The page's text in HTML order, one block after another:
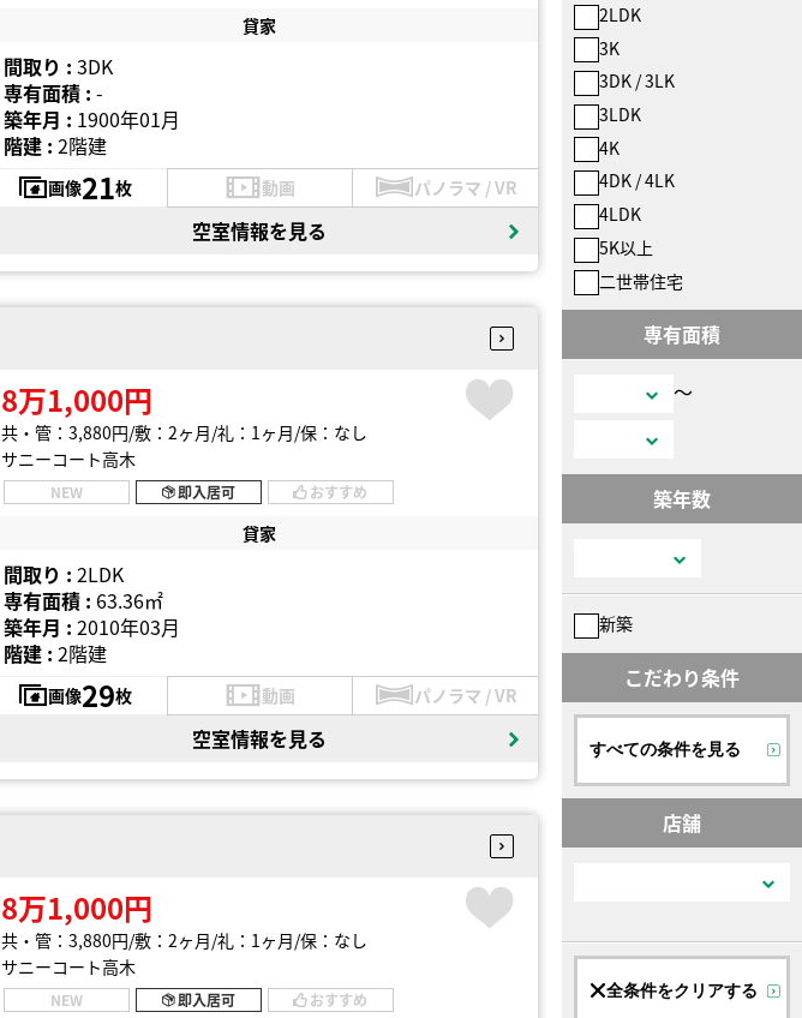
貸家
間取り : 3DK
専有面積 : -
築年月 : 1900年01月
階建 : 2階建
画像21枚 動画 パノラマ / VR
空室情報を見る
8万1,000円
共・管：3,880円 敷：2ヶ月 礼：1ヶ月 保：なし
サニーコート高木
NEW 即入居可 おすすめ
貸家
間取り : 2LDK
専有面積 : 63.36㎡
築年月 : 2010年03月
階建 : 2階建
画像29枚 動画 パノラマ / VR
空室情報を見る
8万1,000円
共・管：3,880円 敷：2ヶ月 礼：1ヶ月 保：なし
サニーコート高木
NEW 即入居可 おすすめ
2LDK
3K
3DK / 3LK
3LDK
4K
4DK / 4LK
4LDK
5K以上
二世帯住宅
専有面積
〜
築年数
新築
こだわり条件
すべての条件を見る
店舗
全条件をクリアする